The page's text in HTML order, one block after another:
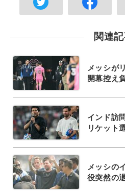
関連
メッシが
開幕控え
インド訪
リケット
メッシの
役突然の